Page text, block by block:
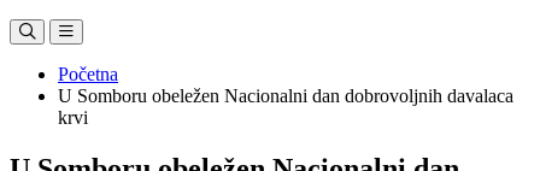
Početna
U Somboru obeležen Nacionalni dan dobrovoljnih davalaca
krvi